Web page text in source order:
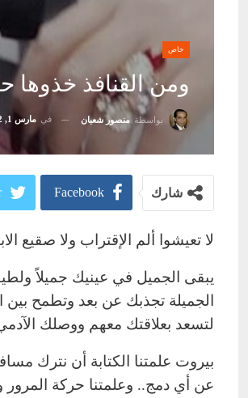
خاص
ومن القنافذ خذوها
بواسطة منصور شعبان في مارس 1, 2022
شارك Facebook
لا تعيشوا ألم الإقتراب ولا صقيع
يبقى الجميل في عينيك جميلاً
الجميلة تجذبك عن بعد وتطمح بين
لتسعد بعلاقتك معهم ووصلك
بيروت علمتنا الكتابة أن نترك
عن أي دمج.. وعلمتنا حركة المرور